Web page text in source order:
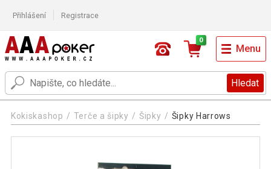
Přihlášení Registrace
Hledat
0
Menu
Kokiskashop Terče a šipky Šipky Šipky Harrows